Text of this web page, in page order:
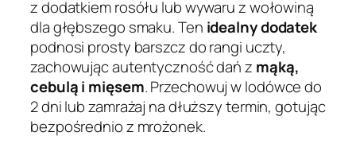
z dodatkiem rosółu lub wywaru z wołowiną
dla głębszego smaku. Ten idealny dodatek
podnosi prosty barszcz do rangi uczty,
zachowując autentyczność dań z mąką,
cebulą i mięsem. Przechowuj w lodówce do
2 dni lub zamrażaj na dłuższy termin, gotując
bezpośrednio z mrożonek.